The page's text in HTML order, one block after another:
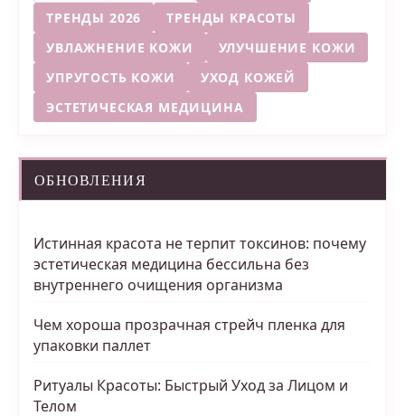
ТРЕНДЫ 2026
ТРЕНДЫ КРАСОТЫ
УВЛАЖНЕНИЕ КОЖИ
УЛУЧШЕНИЕ КОЖИ
УПРУГОСТЬ КОЖИ
УХОД КОЖЕЙ
ЭСТЕТИЧЕСКАЯ МЕДИЦИНА
ОБНОВЛЕНИЯ
Истинная красота не терпит токсинов: почему
эстетическая медицина бессильна без
внутреннего очищения организма
Чем хороша прозрачная стрейч пленка для
упаковки паллет
Ритуалы Красоты: Быстрый Уход за Лицом и
Телом